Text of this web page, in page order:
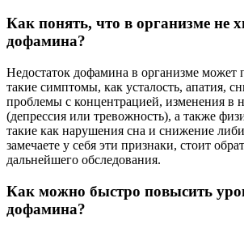
Как понять, что в организме не
дофамина?
Недостаток дофамина в организме может
такие симптомы, как усталость, апатия,
проблемы с концентрацией, изменения в
(депрессия или тревожность), а также
такие как нарушения сна и снижение
замечаете у себя эти признаки, стоит
дальнейшего обследования.
Как можно быстро повысить
дофамина?